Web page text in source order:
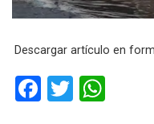
Descargar artículo en
F
T